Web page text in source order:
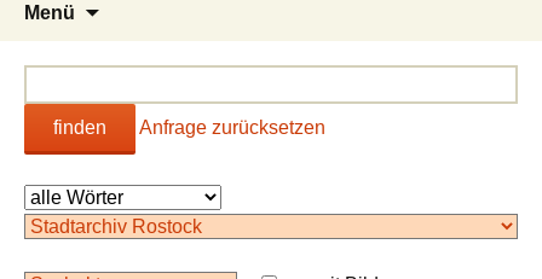
Menü
finden Anfrage zurücksetzen